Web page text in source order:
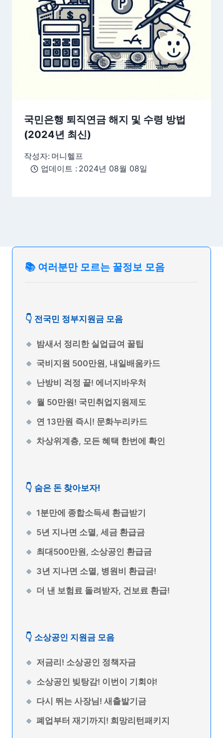
국민은행 퇴직연금 해지 및 수령 방법
(2024년 최신)
작성자: 머니헬프
업데이트 : 2024년 08월 08일
📚 여러분만 모르는 꿀정보 모음
👇 전국민 정부지원금 모음
밤새서 정리한 실업급여 꿀팁
국비지원 500만원, 내일배움카드
난방비 걱정 끝! 에너지바우처
월 50만원! 국민취업지원제도
연 13만원 즉시! 문화누리카드
차상위계층, 모든 혜택 한번에 확인
👇 숨은 돈 찾아보자!
1분만에 종합소득세 환급받기
5년 지나면 소멸, 세금 환급금
최대500만원, 소상공인 환급금
3년 지나면 소멸, 병원비 환급금!
더 낸 보험료 돌려받자, 건보료 환급!
👇 소상공인 지원금 모음
저금리! 소상공인 정책자금
소상공인 빚탕감! 이번이 기회야!
다시 뛰는 사장님! 새출발기금
폐업부터 재기까지! 희망리턴패키지